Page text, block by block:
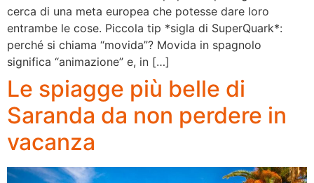
cerca di una meta europea che potesse dare loro
entrambe le cose. Piccola tip *sigla di SuperQuark*:
perché si chiama “movida”? Movida in spagnolo
significa “animazione” e, in […]
Le spiagge più belle di
Saranda da non perdere in
vacanza